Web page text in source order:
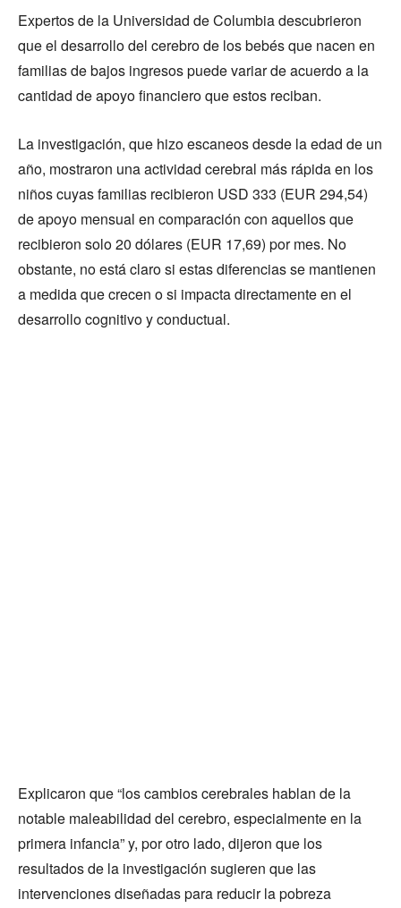
Expertos de la Universidad de Columbia descubrieron
que el desarrollo del cerebro de los bebés que nacen en
familias de bajos ingresos puede variar de acuerdo a la
cantidad de apoyo financiero que estos reciban.
La investigación, que hizo escaneos desde la edad de un
año, mostraron una actividad cerebral más rápida en los
niños cuyas familias recibieron USD 333 (EUR 294,54)
de apoyo mensual en comparación con aquellos que
recibieron solo 20 dólares (EUR 17,69) por mes. No
obstante, no está claro si estas diferencias se mantienen
a medida que crecen o si impacta directamente en el
desarrollo cognitivo y conductual.
Explicaron que “los cambios cerebrales hablan de la
notable maleabilidad del cerebro, especialmente en la
primera infancia” y, por otro lado, dijeron que los
resultados de la investigación sugieren que las
intervenciones diseñadas para reducir la pobreza